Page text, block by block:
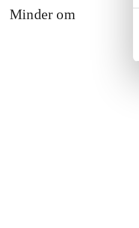
Minder om